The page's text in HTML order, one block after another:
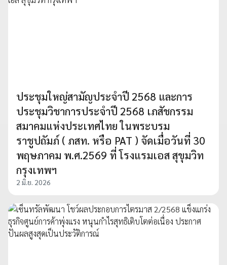
ประชุมใหญ่สามัญประจำปี 2568 และการ
ประชุมวิชาการประจำปี 2568 เภสัชกรรม
สมาคมแห่งประเทศไทย ในพระบรม
ราชูปถัมภ์ ( ภสท. หรือ PAT ) จัดเมื่อวันที่ 30
พฤษภาคม พ.ศ.2569 ที่ โรงแรมเอส สุขุมวิท
กรุงเทพฯ
2 มิ.ย. 2026